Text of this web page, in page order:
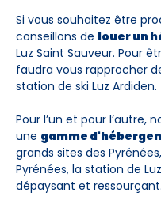
Si vous souhaitez être
conseillons de louer un
Luz Saint Sauveur. Pour
faudra vous rapprocher
station de ski Luz Ardiden.
Pour l’un et pour l’autre,
une gamme
grands sites des
Pyrénées, la station de
dépaysant et ressourçant.